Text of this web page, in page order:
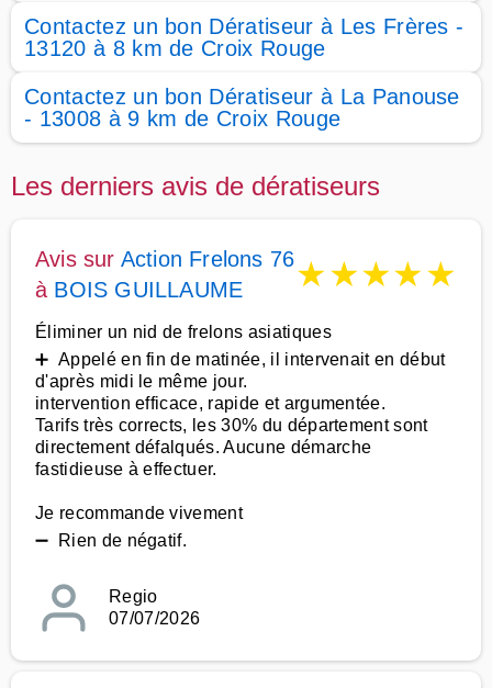
Contactez un bon Dératiseur à Les Frères -
13120 à 8 km de Croix Rouge
Contactez un bon Dératiseur à La Panouse
- 13008 à 9 km de Croix Rouge
Les derniers avis de dératiseurs
Avis sur Action Frelons 76
à BOIS GUILLAUME ★★★★★
Éliminer un nid de frelons asiatiques
➕ Appelé en fin de matinée, il intervenait en début
d'après midi le même jour.
intervention efficace, rapide et argumentée.
Tarifs très corrects, les 30% du département sont
directement défalqués. Aucune démarche
fastidieuse à effectuer.
Je recommande vivement
➖ Rien de négatif.
Regio
07/07/2026